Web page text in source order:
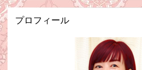
プロフィール